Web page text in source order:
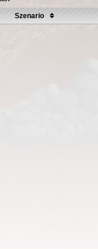
Szenario